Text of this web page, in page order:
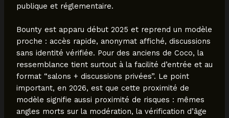
publique et réglementaire.
Bounty est apparu début 2025 et reprend un modèle
proche : accès rapide, anonymat affiché, discussions
sans identité vérifiée. Pour des anciens de Coco, la
ressemblance tient surtout à la facilité d’entrée et au
format “salons + discussions privées”. Le point
important, en 2026, est que cette proximité de
modèle signifie aussi proximité de risques : mêmes
angles morts sur la modération, la vérification d’âge